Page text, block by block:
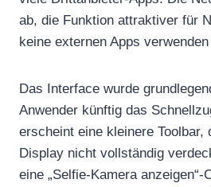
ab, die Funktion attraktiver für
keine externen Apps
Das Interface wurde
Anwender künftig das
erscheint eine kleinere Toolbar,
Display nicht vollständig
eine „Selfie-Kamera anzeigen“-